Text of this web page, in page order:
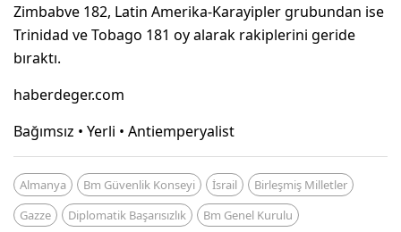
Zimbabve 182, Latin Amerika-Karayipler grubundan ise
Trinidad ve Tobago 181 oy alarak rakiplerini geride
bıraktı.
haberdeger.com
Bağımsız • Yerli • Antiemperyalist
Almanya Bm Güvenlik Konseyi İsrail
Birleşmiş Milletler
Gazze
Diplomatik Başarısızlık
Bm Genel Kurulu